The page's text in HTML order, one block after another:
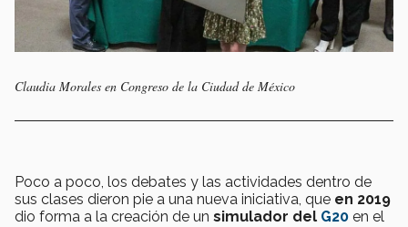
Claudia Morales en Congreso de la Ciudad de México
Poco a poco, los debates y las actividades dentro de
sus clases dieron pie a una nueva iniciativa, que en 2019
dio forma a la creación de un simulador del G20 en el